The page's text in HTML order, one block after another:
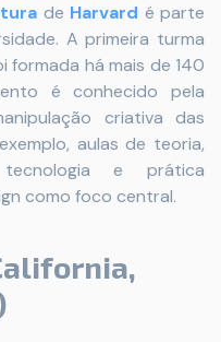
de Harvard é parte
A primeira turma
há mais de 140
é conhecido pela
criativa das
aulas de teoria,
e prática
como foco central.